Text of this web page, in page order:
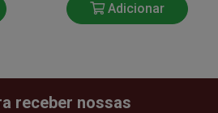
Adicionar
receber nossas